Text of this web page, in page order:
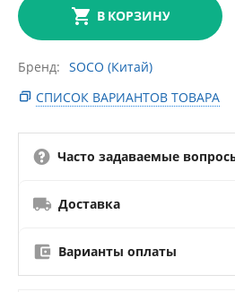
В КОРЗИНУ
Бренд
SOCO (Китай)
СПИСОК ВАРИАНТОВ ТОВАРА
Часто задаваемые
Доставка
Варианты оплаты